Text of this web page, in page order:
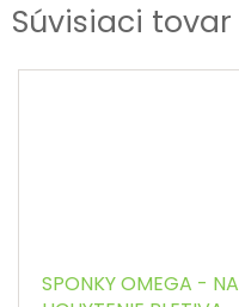
Súvisiaci tovar
SPONKY OMEGA - NA